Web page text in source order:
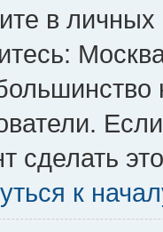
в личных
сделать
к